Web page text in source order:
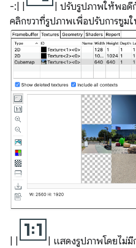
-:| |
| ปรับรูปภาพให้พอ
คลิกขวาที่รูปภาพเพื่อปรับการซูม
| แสดงรูปภาพโดยไม่